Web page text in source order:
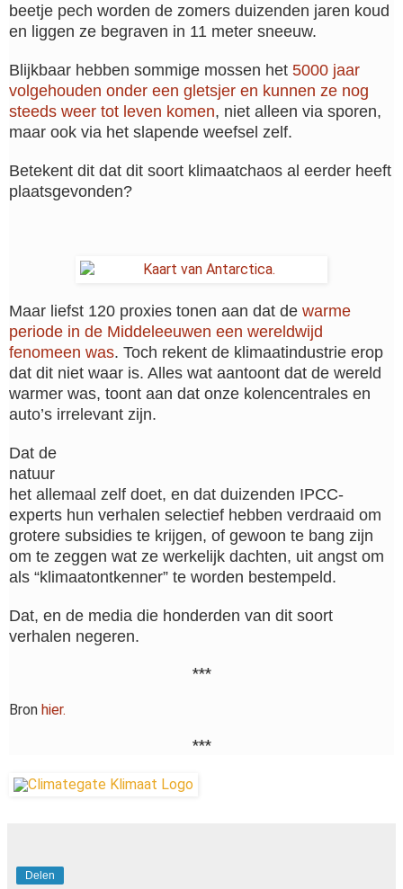
beetje pech worden de zomers duizenden jaren koud
en liggen ze begraven in 11 meter sneeuw.
Blijkbaar hebben sommige mossen het 5000 jaar
volgehouden onder een gletsjer en kunnen ze nog
steeds weer tot leven komen, niet alleen via sporen,
maar ook via het slapende weefsel zelf.
Betekent dit dat dit soort klimaatchaos al eerder heeft
plaatsgevonden?
Maar liefst 120 proxies tonen aan dat de warme
periode in de Middeleeuwen een wereldwijd
fenomeen was. Toch rekent de klimaatindustrie erop
dat dit niet waar is. Alles wat aantoont dat de wereld
warmer was, toont aan dat onze kolencentrales en
auto’s irrelevant zijn.
Dat de
natuur
het allemaal zelf doet, en dat duizenden IPCC-
experts hun verhalen selectief hebben verdraaid om
grotere subsidies te krijgen, of gewoon te bang zijn
om te zeggen wat ze werkelijk dachten, uit angst om
als “klimaatontkenner” te worden bestempeld.
Dat, en de media die honderden van dit soort
verhalen negeren.
***
Bron hier.
***
Delen